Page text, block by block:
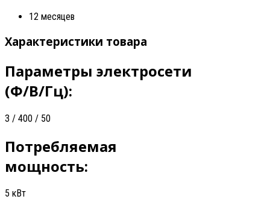
12 месяцев
Характеристики товара
Параметры электросети
(Ф/В/Гц):
3 / 400 / 50
Потребляемая
мощность:
5 кВт